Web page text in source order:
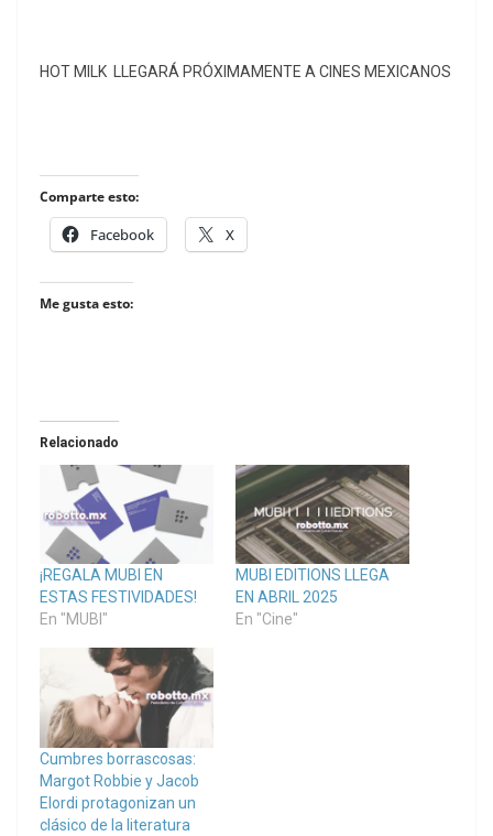
HOT MILK LLEGARÁ PRÓXIMAMENTE A CINES MEXICANOS
Comparte esto:
Facebook X
Me gusta esto:
Relacionado
¡REGALA MUBI EN
ESTAS FESTIVIDADES!
En "MUBI"
MUBI EDITIONS LLEGA
EN ABRIL 2025
En "Cine"
Cumbres borrascosas:
Margot Robbie y Jacob
Elordi protagonizan un
clásico de la literatura